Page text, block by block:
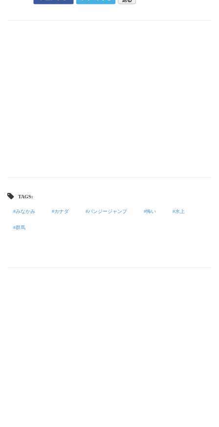
TAGS:
みなかみ カナダ バンジージャンプ 怖い 水上
群馬